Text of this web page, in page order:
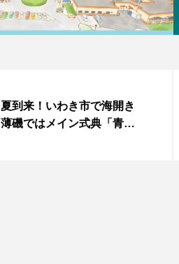
夏到来！いわき市で海開き
薄磯ではメイン式典「青い